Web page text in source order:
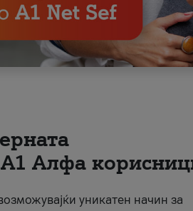
А1 Алфа
уникатен начин за